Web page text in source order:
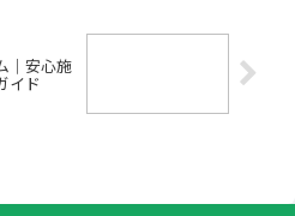
｜安心施
イド